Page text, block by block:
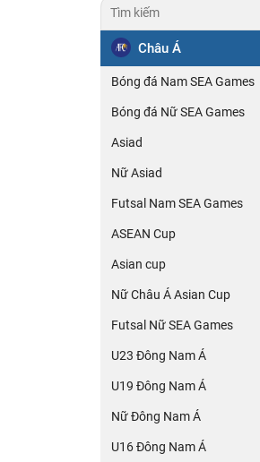
Châu Á
Bóng đá Nam SEA Games
Bóng đá Nữ SEA Games
Asiad
Nữ Asiad
Futsal Nam SEA Games
ASEAN Cup
Asian cup
Nữ Châu Á Asian Cup
Futsal Nữ SEA Games
U23 Đông Nam Á
U19 Đông Nam Á
Nữ Đông Nam Á
U16 Đông Nam Á